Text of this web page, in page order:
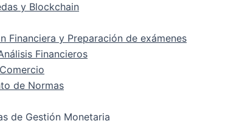
y Blockchain
Financiera y Preparación de exámenes
Financieros
de Normas
de Gestión Monetaria